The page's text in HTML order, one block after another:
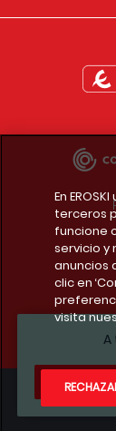
En
terceros
funcione
servicio y
anuncios
clic en
visita